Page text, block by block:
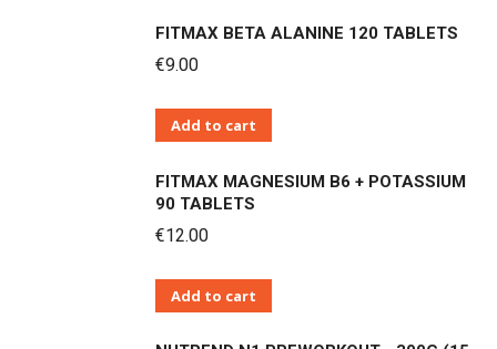
FITMAX BETA ALANINE 120 TABLETS
€9.00
Add to cart
FITMAX MAGNESIUM B6 + POTASSIUM
90 TABLETS
€12.00
Add to cart